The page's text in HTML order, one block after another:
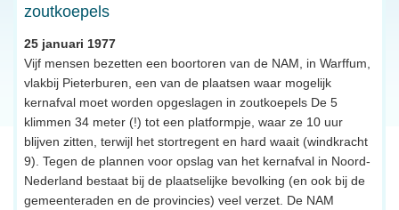
zoutkoepels
25 januari 1977
Vijf mensen bezetten een boortoren van de NAM, in Warffum,
vlakbij Pieterburen, een van de plaatsen waar mogelijk
kernafval moet worden opgeslagen in zoutkoepels De 5
klimmen 34 meter (!) tot een platformpje, waar ze 10 uur
blijven zitten, terwijl het stortregent en hard waait (windkracht
9). Tegen de plannen voor opslag van het kernafval in Noord-
Nederland bestaat bij de plaatselijke bevolking (en ook bij de
gemeenteraden en de provincies) veel verzet. De NAM